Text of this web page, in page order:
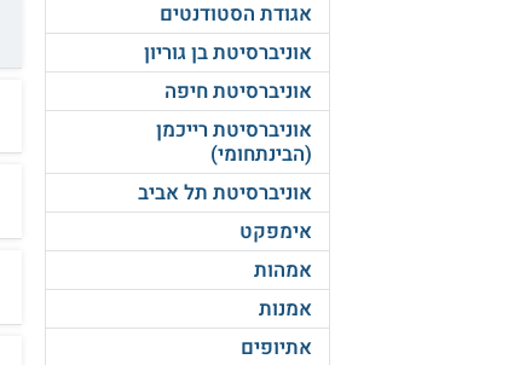
אגודת הסטודנטים
אוניברסיטת בן גוריון
אוניברסיטת חיפה
אוניברסיטת רייכמן
(הבינתחומי)
אוניברסיטת תל אביב
אימפקט
אמהות
אמנות
אתיופים